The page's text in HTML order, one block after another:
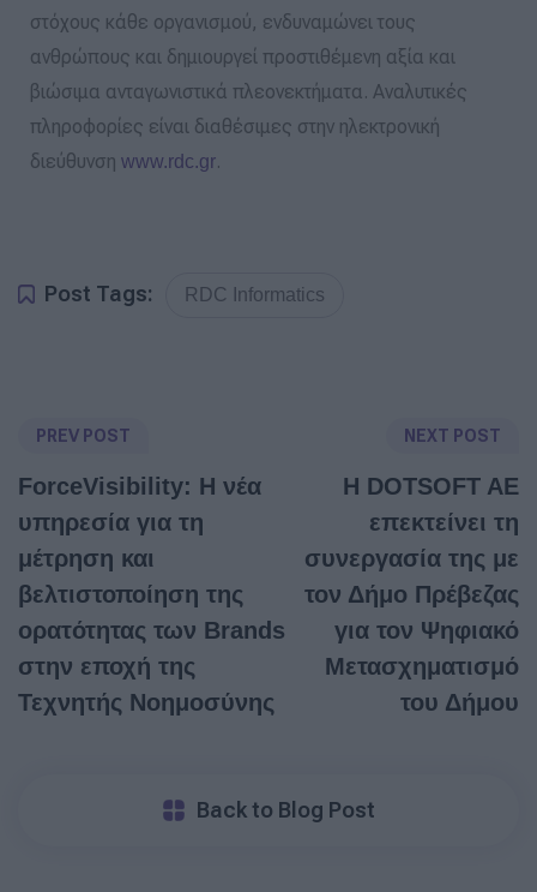
στόχους κάθε οργανισμού, ενδυναμώνει τους
ανθρώπους και δημιουργεί προστιθέμενη αξία και
βιώσιμα ανταγωνιστικά πλεονεκτήματα. Αναλυτικές
πληροφορίες είναι διαθέσιμες στην ηλεκτρονική
διεύθυνση www.rdc.gr.
Post Tags: RDC Informatics
PREV POST
ForceVisibility: Η νέα
υπηρεσία για τη
μέτρηση και
βελτιστοποίηση της
ορατότητας των Brands
στην εποχή της
Τεχνητής Νοημοσύνης
NEXT POST
Η DOTSOFT AE
επεκτείνει τη
συνεργασία της με
τον Δήμο Πρέβεζας
για τον Ψηφιακό
Μετασχηματισμό
του Δήμου
Back to Blog Post